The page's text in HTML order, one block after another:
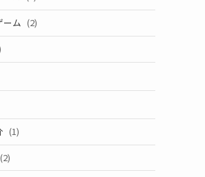
ーム (2)
(1)
(2)